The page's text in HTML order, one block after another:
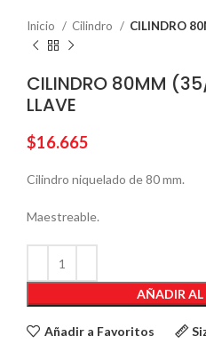
Inicio Cilindro CILINDRO
CILINDRO 80MM
LLAVE
$16.665
Cilindro niquelado de 80 mm.
Maestreable.
AÑADIR AL
Añadir a Favoritos